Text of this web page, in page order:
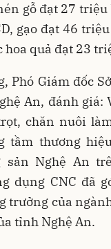
gỗ đạt 27 triệu
gạo đạt 46 triệu
quả đạt 23
Phó Giám đốc
An, đánh giá:
chăn nuôi
tầm thương
sản Nghệ An
dụng CNC đã
trưởng của
tỉnh Nghệ An.